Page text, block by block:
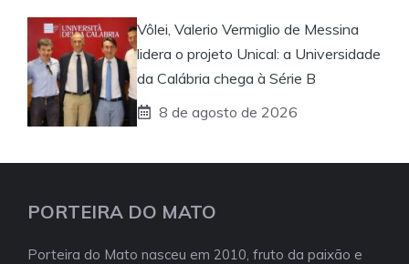
Vôlei, Valerio Vermiglio de Messina
lidera o projeto Unical: a Universidade
da Calábria chega à Série B
8 de agosto de 2026
PORTEIRA DO MATO
Porteira do Mato nasceu em 2010, fruto da paixão e